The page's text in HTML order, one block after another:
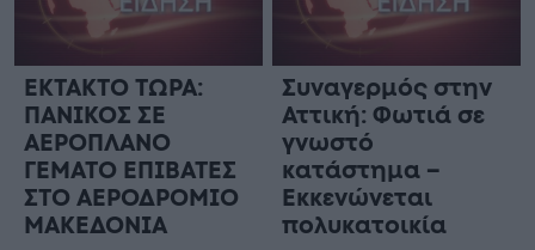
ΕΚΤΑΚΤΟ ΤΩΡΑ:
ΠΑΝΙΚΟΣ ΣΕ
ΑΕΡΟΠΛΑΝΟ
ΓΕΜΑΤΟ ΕΠΙΒΑΤΕΣ
ΣΤΟ ΑΕΡΟΔΡΟΜΙΟ
ΜΑΚΕΔΟΝΙΑ
Συναγερμός στην
Αττική: Φωτιά σε
γνωστό
κατάστημα –
Εκκενώνεται
πολυκατοικία